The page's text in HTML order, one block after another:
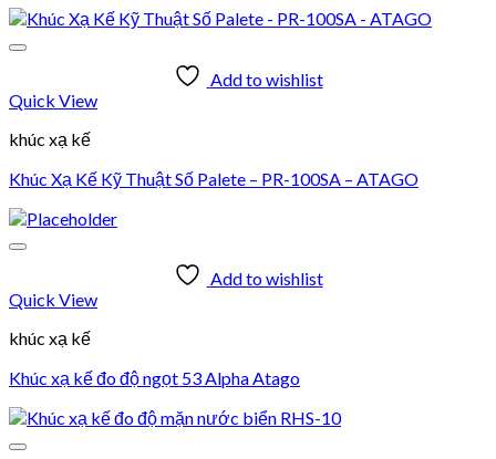
Add to wishlist
Quick View
khúc xạ kế
Khúc Xạ Kế Kỹ Thuật Số Palete – PR-100SA – ATAGO
Add to wishlist
Quick View
khúc xạ kế
Khúc xạ kế đo độ ngọt 53 Alpha Atago